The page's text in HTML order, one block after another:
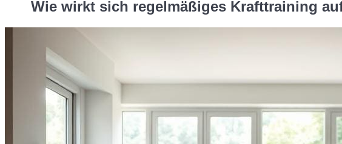
Wie wirkt sich regelmäßiges Krafttraining